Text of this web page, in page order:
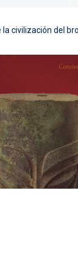
civilización del